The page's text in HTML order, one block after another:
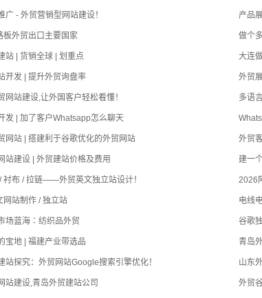
广 - 外贸营销型网站建设！ 产品
板外贸出口主要国家 做个
站 | 货销全球 | 划重点 大连
开发 | 提升外贸询盘率 外贸
网站建设,让外国客户轻松看懂！ 多语
发 | 加了客户Whatsapp怎么聊天
网站 | 搭建利于谷歌优化的外贸网站 外贸
站建设 | 外贸建站价格及费用 建一
衬布 / 拉链——外贸英文独立站设计！ 2026
网站制作 / 独立站 电线
场蓝海∶纺织品外贸 谷歌
宝地 | 福建产业带选品 青岛
站探究：外贸网站Google搜索引擎优化！ 山东
站建设,青岛外贸建站公司 外贸